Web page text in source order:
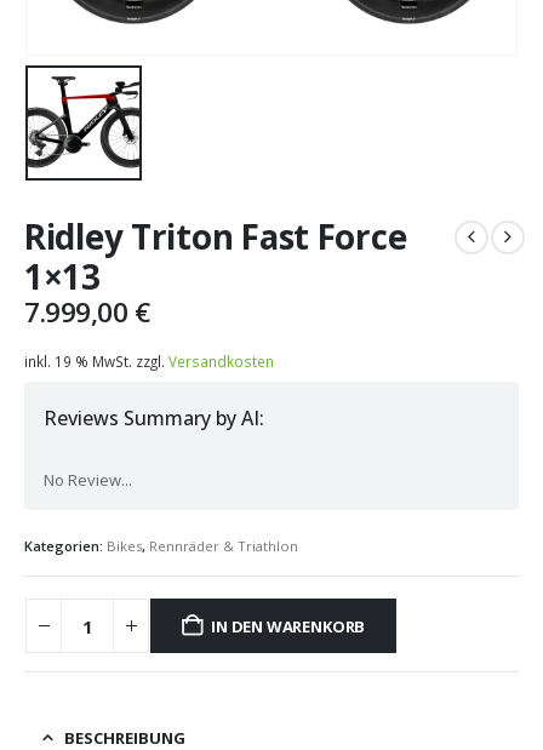
Ridley Triton Fast Force
1×13
7.999,00 €
inkl. 19 % MwSt. zzgl. Versandkosten
Reviews Summary by AI:
No Review...
Kategorien: Bikes, Rennräder & Triathlon
IN DEN WARENKORB
BESCHREIBUNG